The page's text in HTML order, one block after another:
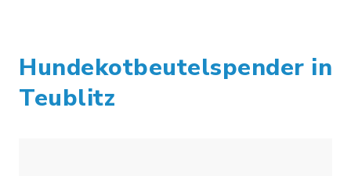
Hundekotbeutelspender in
Teublitz